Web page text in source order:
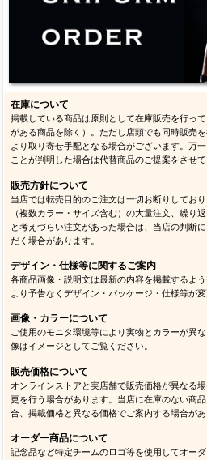
在庫について
掲載している商品は原則として在庫販売を行っ
がある商品を除く）。ただし店頭でも同時販売
より取り寄せ手配となる場合がございます。万
ことが判明した場合は代替商品のご提案をさせ
販売方針について
当店では転売目的のご注文は一切お断りしてお
（複数カラー・サイズ含む）の大量注文、繰り
と考えづらい注文があった場合は、当店の判断
だく場合があります。
デザイン・仕様等に関するご案内
各商品画像・説明文は最新の内容を掲載するよ
より予告なくデザイン・パッケージ・仕様等が
画像・カラーについて
ご使用のモニタ環境等により実物とカラーが異
像はイメージとしてご覧ください。
販売価格について
オンラインストアと実店舗で販売価格が異なる
更を行う場合があります。当店に在庫のない商
合、掲載価格と異なる価格でご案内する場合があ
オーダー商品について
記念品など特定チームのロゴ等を使用してオー